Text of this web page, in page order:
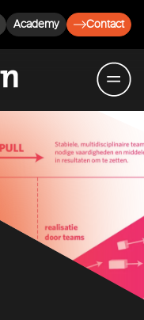
Academy Contact